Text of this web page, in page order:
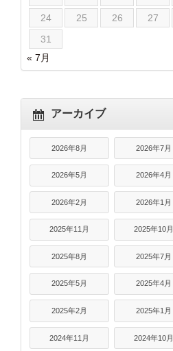
24
25 26 27
31
« 7月
アーカイブ
2026年8月 2026年7月
2026年5月 2026年4月
2026年2月 2026年1月
2025年11月 2025年10月
2025年8月 2025年7月
2025年5月 2025年4月
2025年2月 2025年1月
2024年11月 2024年10月